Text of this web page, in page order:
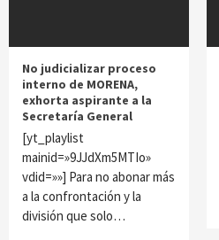
No judicializar proceso
interno de MORENA,
exhorta aspirante a la
Secretaría General
[yt_playlist
mainid=»9JJdXm5MTIo»
vdid=»»] Para no abonar más
a la confrontación y la
división que solo…